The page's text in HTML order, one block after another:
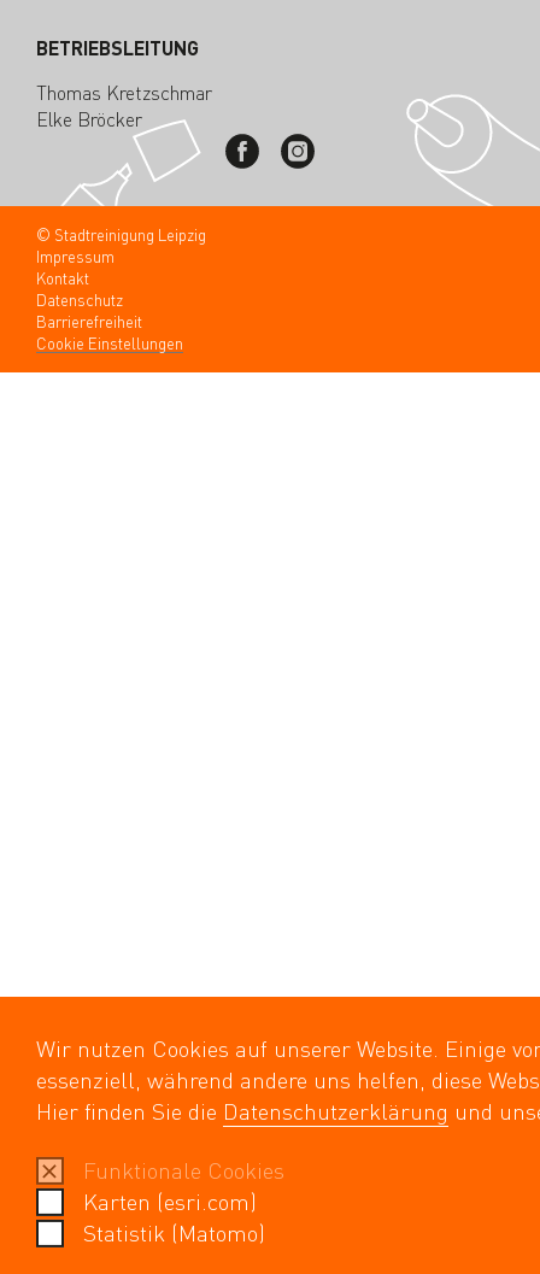
Wir nutzen Cookies auf unserer Website. Einige
essenziell, während andere uns helfen, diese
Hier finden Sie die Datenschutzerklärung und
Funktionale Cookies
Karten (esri.com)
Statistik (Matomo)
BETRIEBSLEITUNG
Thomas Kretzschmar
Elke Bröcker
Stadtreinigung Leipzig bei Facebook
Stadtreinigung Leipzig bei
© Stadtreinigung Leipzig
Impressum
Kontakt
Datenschutz
Barrierefreiheit
Cookie Einstellungen